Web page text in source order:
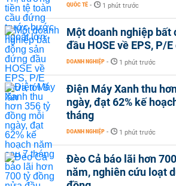
QUỐC TẾ - 1 phút trước
Một doanh nghiệp bất
đầu HOSE về EPS, P/
DOANH NGHIỆP - 1 phút trước
Điện Máy Xanh thu
ngày, đạt 62% kế
tháng
DOANH NGHIỆP - 1 phút trước
Đèo Cả báo lãi hơn
năm, nghiên cứu loạt